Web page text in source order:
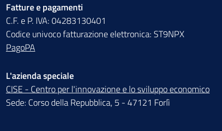
Fatture e pagamenti
C.F. e P. IVA: 04283130401
Codice univoco fatturazione elettronica: ST9NPX
PagoPA
L'azienda speciale
CISE - Centro per l'innovazione e lo sviluppo economico
Sede: Corso della Repubblica, 5 - 47121 Forlì